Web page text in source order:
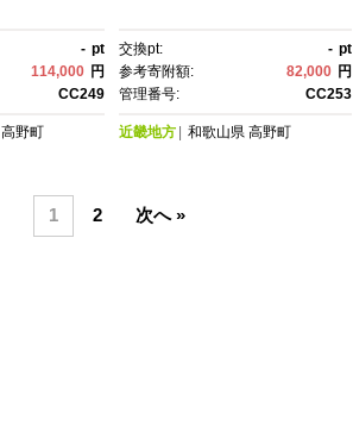
- pt
114,000 円
CC249
高野町
交換pt: - pt
参考寄附額:
82,000 円
管理番号:
CC253
近畿地方 和歌山県 高野町
1 2 次へ »